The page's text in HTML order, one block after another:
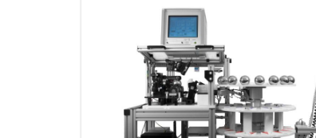
ROZŠÍŘENÍ
KONTROLA VÁLEČKŮ